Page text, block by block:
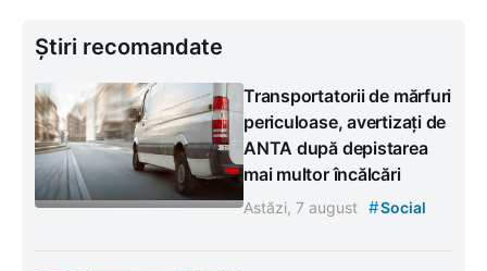
Știri recomandate
Transportatorii de mărfuri
periculoase, avertizați de
ANTA după depistarea
mai multor încălcări
Astăzi, 7 august #Social